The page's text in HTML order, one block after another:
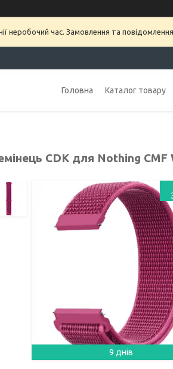
неробочий час. Замовлення та
Головна Каталог товару
CDK для Nothing
9 днів